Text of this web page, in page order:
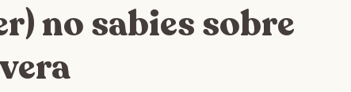
no sabies sobre